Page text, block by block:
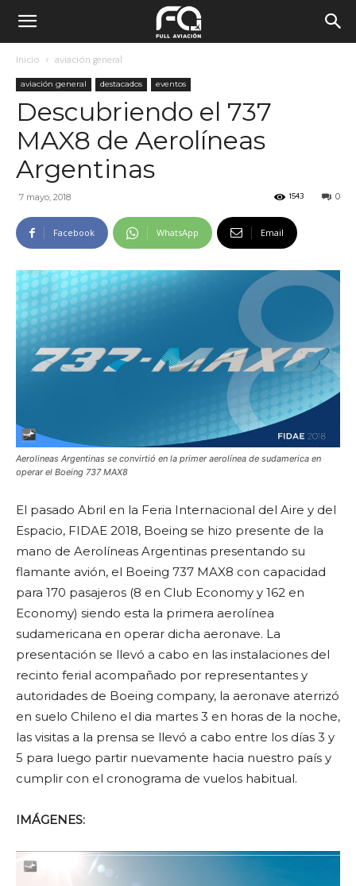
Inicio aviación general
aviación general destacados eventos
Descubriendo el 737
MAX8 de Aerolíneas
Argentinas
7 mayo, 2018 0
1543
Facebook WhatsApp Email
Aerolineas Argentinas se convirtió en la primer aerolínea de sudamerica en
operar el Boeing 737 MAX8
El pasado Abril en la Feria Internacional del Aire y del
Espacio, FIDAE 2018, Boeing se hizo presente de la
mano de Aerolíneas Argentinas presentando su
flamante avión, el Boeing 737 MAX8 con capacidad
para 170 pasajeros (8 en Club Economy y 162 en
Economy) siendo esta la primera aerolínea
sudamericana en operar dicha aeronave. La
presentación se llevó a cabo en las instalaciones del
recinto ferial acompañado por representantes y
autoridades de Boeing company, la aeronave aterrizó
en suelo Chileno el dia martes 3 en horas de la noche,
las visitas a la prensa se llevó a cabo entre los días 3 y
5 para luego partir nuevamente hacia nuestro país y
cumplir con el cronograma de vuelos habitual.
IMÁGENES: